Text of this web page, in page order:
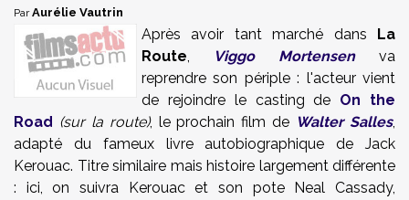
ParAurélie Vautrin
Après avoir tant marché dans La
Route, Viggo Mortensenva
reprendre son périple : l'acteur vient
de rejoindre le casting de On the
Road (sur la route), le prochain film de Walter Salles,
adapté du fameux livre autobiographique de Jack
Kerouac. Titre similaire mais histoire largement différente
: ici, on suivra Kerouac et son pote Neal Cassady,